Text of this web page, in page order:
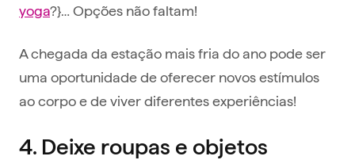
yoga?}… Opções não faltam!
A chegada da estação mais fria do ano pode ser
uma oportunidade de oferecer novos estímulos
ao corpo e de viver diferentes experiências!
4. Deixe roupas e objetos